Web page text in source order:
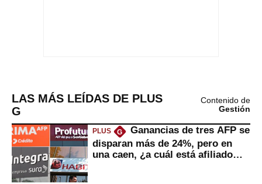
LAS MÁS LEÍDAS DE PLUS
G
Contenido de
Gestión
PLUS G
Ganancias de tres AFP se
disparan más de 24%, pero en
una caen, ¿a cuál está afiliado